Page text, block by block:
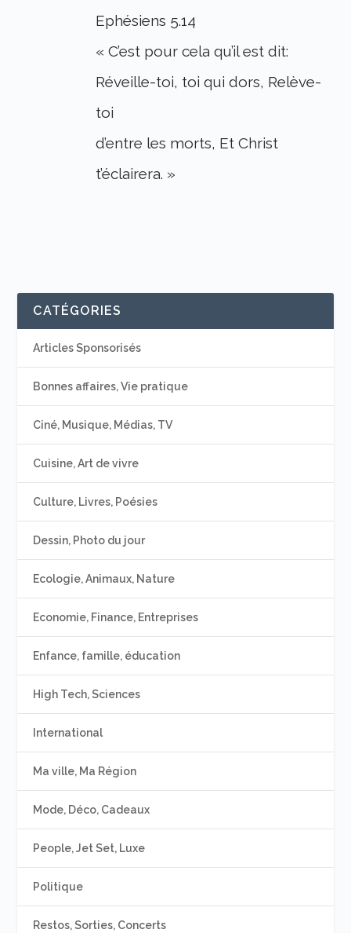
Ephésiens 5.14
« C’est pour cela qu’il est dit:
Réveille-toi, toi qui dors, Relève-
toi
d’entre les morts, Et Christ
t’éclairera. »
CATÉGORIES
Articles Sponsorisés
Bonnes affaires, Vie pratique
Ciné, Musique, Médias, TV
Cuisine, Art de vivre
Culture, Livres, Poésies
Dessin, Photo du jour
Ecologie, Animaux, Nature
Economie, Finance, Entreprises
Enfance, famille, éducation
High Tech, Sciences
International
Ma ville, Ma Région
Mode, Déco, Cadeaux
People, Jet Set, Luxe
Politique
Restos, Sorties, Concerts